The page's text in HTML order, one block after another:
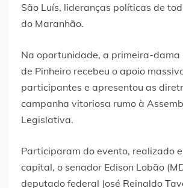
São Luís, lideranças políticas de
do Maranhão.
Na oportunidade, a primeira-dama
de Pinheiro recebeu o apoio
participantes e apresentou as
campanha vitoriosa rumo à
Legislativa.
Participaram do evento, realizado
capital, o senador Edison Lobão
deputado federal José Reinaldo